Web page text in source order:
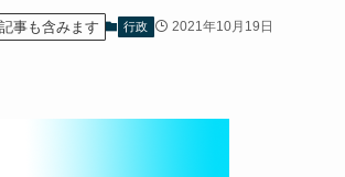
事も含みます 行政 2021年10月19日